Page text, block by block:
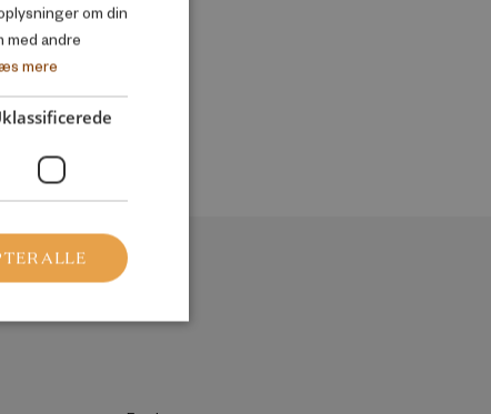
DANISH
om din
med andre
mere
ALLE